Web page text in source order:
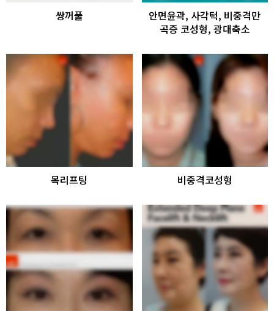
쌍꺼풀
안면윤곽, 사각턱, 비중격만
곡증 코성형, 광대축소
목리프팅 비중격코성형